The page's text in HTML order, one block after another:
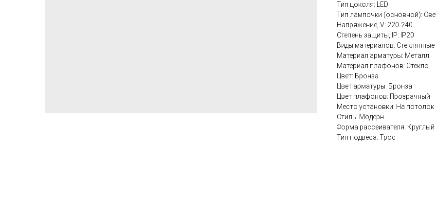
Тип цоколя: LED
Тип лампочки (основной):
Напряжение, V: 220-240
Степень защиты, IP: IP20
Виды материалов: Стеклянные
Материал арматуры: Металл
Материал плафонов: Стекло
Цвет: Бронза
Цвет арматуры: Бронза
Цвет плафонов: Прозрачный
Место установки: На потолок
Стиль: Модерн
Форма рассеивателя: Круглый
Тип подвеса: Трос